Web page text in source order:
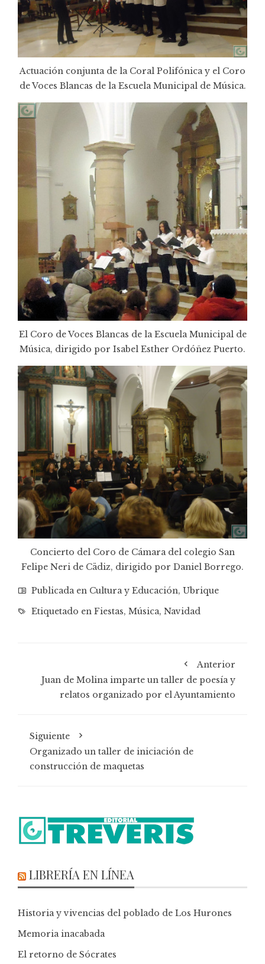
Actuación conjunta de la Coral Polifónica y el Coro
de Voces Blancas de la Escuela Municipal de Música.
El Coro de Voces Blancas de la Escuela Municipal de
Música, dirigido por Isabel Esther Ordóñez Puerto.
Concierto del Coro de Cámara del colegio San
Felipe Neri de Cädiz, dirigido por Daniel Borrego.
Publicada en Cultura y Educación, Ubrique
Etiquetado en Fiestas, Música, Navidad
Anterior
Juan de Molina imparte un taller de poesía y
relatos organizado por el Ayuntamiento
Siguiente
Organizado un taller de iniciación de
construcción de maquetas
LIBRERÍA EN LÍNEA
Historia y vivencias del poblado de Los Hurones
Memoria inacabada
El retorno de Sócrates